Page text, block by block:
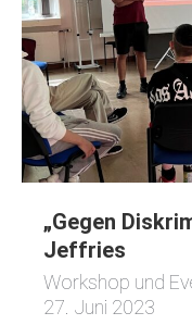
„Gegen
Jeffries
Workshop und
27. Juni 2023